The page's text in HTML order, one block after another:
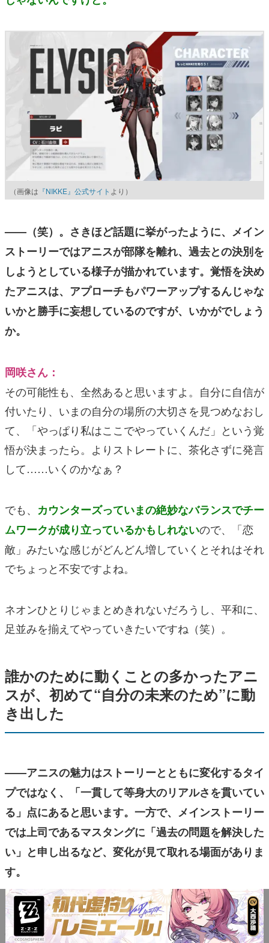
（画像は 『NIKKE』公式サイト より）
——（笑）。さきほど話題に挙がったように、メイン
ストーリーではアニスが部隊を離れ、過去との決別を
しようとしている様子が描かれています。覚悟を決め
たアニスは、アプローチもパワーアップするんじゃな
いかと勝手に妄想しているのですが、いかがでしょう
か。
岡咲さん：
その可能性も、全然あると思いますよ。自分に自信が
付いたり、いまの自分の場所の大切さを見つめなおし
て、「やっぱり私はここでやっていくんだ」という覚
悟が決まったら。よりストレートに、茶化さずに発言
して……いくのかなぁ？
でも、 カウンターズっていまの絶妙なバランスでチー
ムワークが成り立っているかもしれないので、「恋
敵」みたいな感じがどんどん増していくとそれはそれ
でちょっと不安ですよね。
ネオンひとりじゃまとめきれないだろうし、平和に、
足並みを揃えてやっていきたいですね（笑）。
誰かのために動くことの多かったアニ
スが、初めて“自分の未来のため”に動
き出した
——アニスの魅力はストーリーとともに変化するタイ
プではなく、「一貫して等身大のリアルさを貫いてい
る」点にあると思います。一方で、メインストーリー
では上司であるマスタングに「過去の問題を解決した
い」と申し出るなど、変化が見て取れる場面がありま
す。
アニスは変わらないようでいて、じつは仲間や指揮官
の影響を受けているようにも感じられますが、岡咲さ